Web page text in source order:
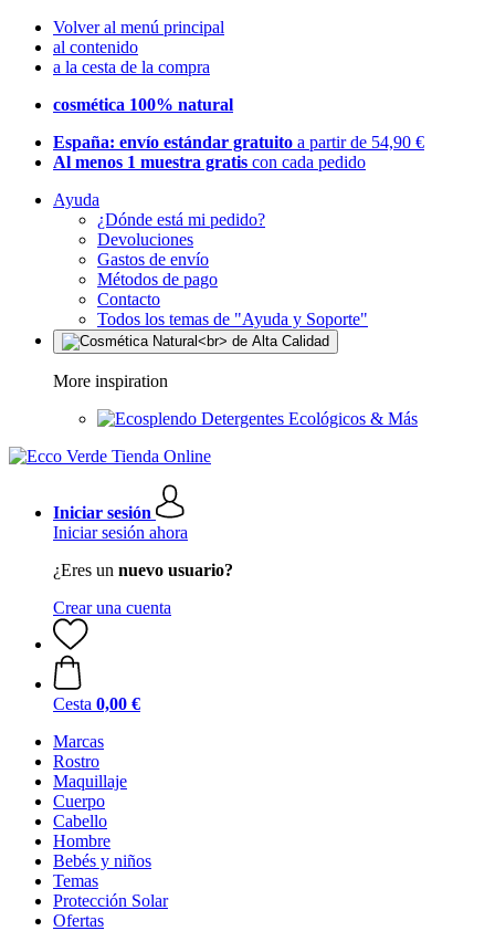
Volver al menú principal
al contenido
a la cesta de la compra
cosmética 100% natural
España: envío estándar gratuito a partir de 54,90 €
Al menos 1 muestra gratis con cada pedido
Ayuda
¿Dónde está mi pedido?
Devoluciones
Gastos de envío
Métodos de pago
Contacto
Todos los temas de "Ayuda y Soporte"
More inspiration
Detergentes Ecológicos & Más
Iniciar sesión
Iniciar sesión ahora
¿Eres un nuevo usuario?
Crear una cuenta
Cesta 0,00 €
Marcas
Rostro
Maquillaje
Cuerpo
Cabello
Hombre
Bebés y niños
Temas
Protección Solar
Ofertas